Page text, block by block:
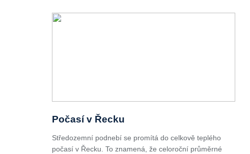
Počasí v Řecku
Středozemní podnebí se promítá do celkově teplého
počasí v Řecku. To znamená, že celoroční průměrné